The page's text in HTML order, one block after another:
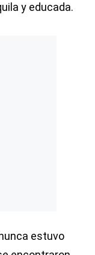
y educada.
estuvo